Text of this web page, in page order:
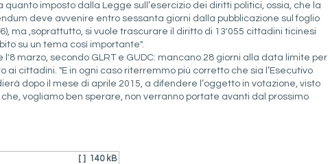
imposto dalla Legge sull’esercizio dei diritti politici, ossia, che la
deve avvenire entro sessanta giorni dalla pubblicazione sul foglio
ma ,soprattutto, si vuole trascurare il diritto di 13'055 cittadini ticinesi
su un tema così importante".
marzo, secondo GLRT e GUDC: mancano 28 giorni alla data limite per
ai cittadini. "E in ogni caso riterremmo più corretto che sia l’Esecutivo
dopo il mese di aprile 2015, a difendere l’oggetto in votazione, visto
vogliamo ben sperare, non verranno portate avanti dal prossimo
[ ] 140 kB